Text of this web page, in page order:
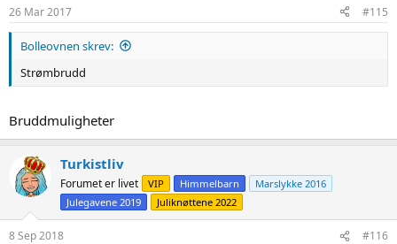
26 Mar 2017 #115
Bolleovnen skrev:
Strømbrudd
Bruddmuligheter
Turkistliv
Forumet er livet VIP Himmelbarn
Marslykke 2016
Julegavene 2019
Juliknøttene 2022
8 Sep 2018 #116